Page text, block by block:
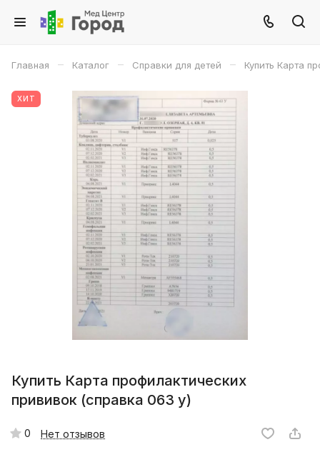
Главная – Каталог – Справки для детей – Купить Карта
ХИТ
Купить Карта профилактических
прививок (справка 063 у)
0 Нет отзывов